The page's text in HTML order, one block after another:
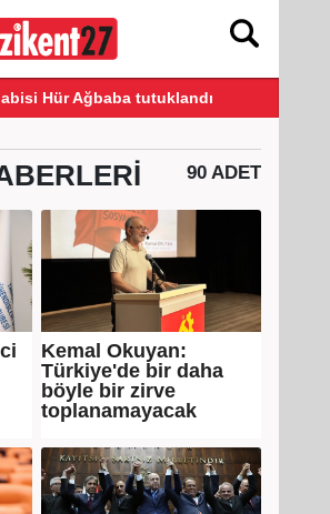
Hür Ağbaba tutuklandı
90 ADET
Kemal Okuyan:
Türkiye'de bir daha
böyle bir zirve
toplanamayacak